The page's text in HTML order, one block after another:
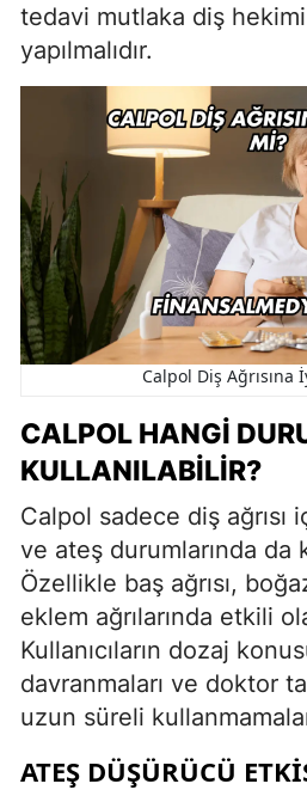
tedavi mutlaka diş hekimi
yapılmalıdır.
Calpol Diş Ağrısına
CALPOL HANGI
KULLANILABILIR?
Calpol sadece diş ağrısı
ve ateş durumlarında da
Özellikle baş ağrısı,
eklem ağrılarında etkili
Kullanıcıların dozaj
davranmaları ve doktor
uzun süreli
ATEŞ DÜŞÜRÜCÜ